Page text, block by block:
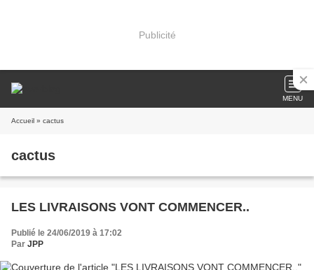
Publicité
MENU
Accueil » cactus
cactus
LES LIVRAISONS VONT COMMENCER..
Publié le 24/06/2019 à 17:02
Par JPP